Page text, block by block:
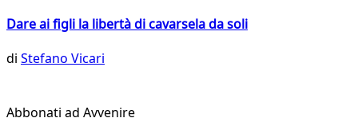
Dare ai figli la libertà di cavarsela da soli
di Stefano Vicari
Abbonati ad Avvenire